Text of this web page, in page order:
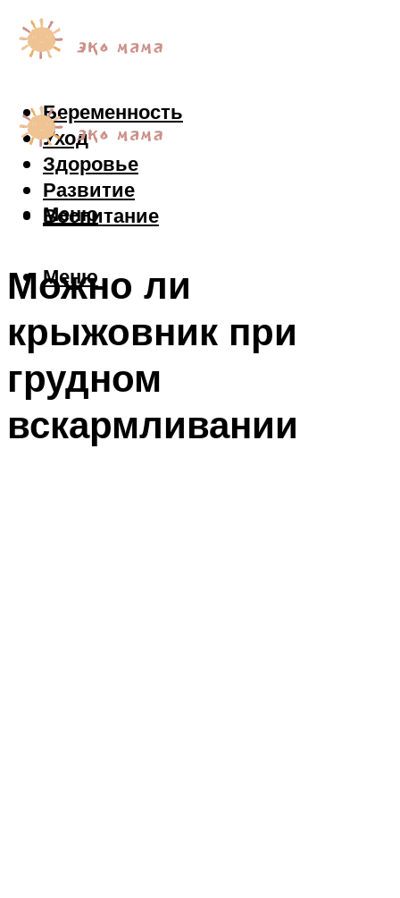
Беременность
Уход
Здоровье
Развитие
Воспитание
Меню
Меню
Можно ли
крыжовник при
грудном
вскармливании